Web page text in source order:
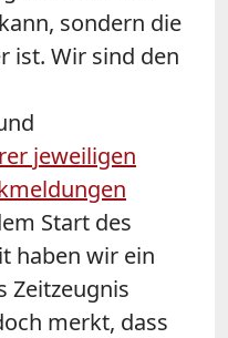
sondern die
ist. Wir sind den
jeweiligen
Start des
haben wir ein
Zeitzeugnis
merkt, dass